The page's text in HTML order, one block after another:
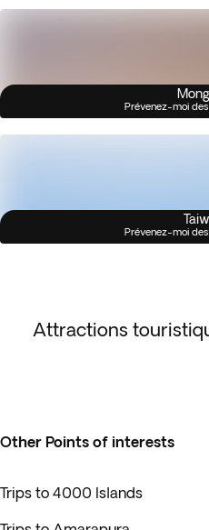
Prévenez-moi
Prévenez-moi
Attractions
Other Points of interests
Trips to 4000 Islands